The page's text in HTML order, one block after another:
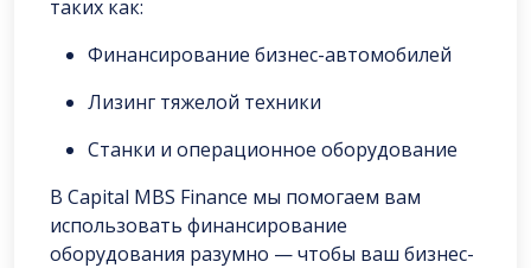
таких как:
Финансирование бизнес-автомобилей
Лизинг тяжелой техники
Станки и операционное оборудование
В Capital MBS Finance мы помогаем вам
использовать финансирование
оборудования разумно — чтобы ваш бизнес-